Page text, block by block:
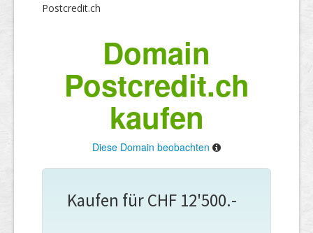
Postcredit.ch
Domain
Postcredit.ch
kaufen
Diese Domain beobachten
Kaufen für CHF 12'500.-